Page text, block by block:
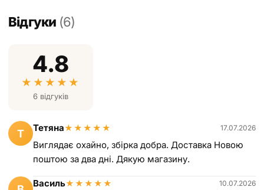
Відгуки (6)
4.8
★ ★ ★ ★ ★
6 відгуків
Т Тетяна★ ★ ★ ★ ★ 17.07.2026
Виглядає охайно, збірка добра. Доставка Новою
поштою за два дні. Дякую магазину.
Василь★ ★ ★ ★ ★ 10.07.2026